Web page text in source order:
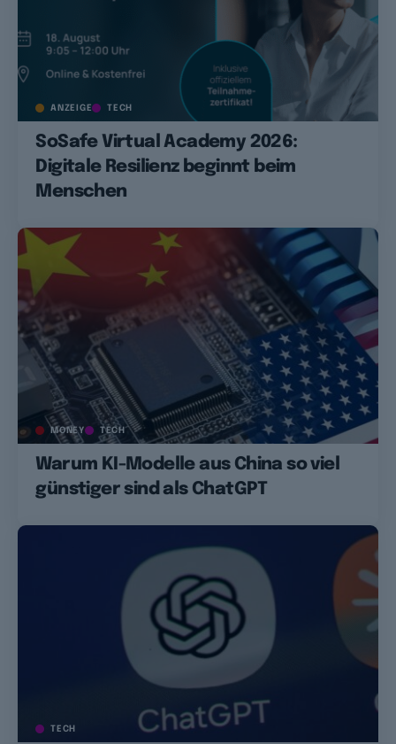
ANZEIGE TECH
SoSafe Virtual Academy 2026:
Digitale Resilienz beginnt beim
Menschen
MONEY TECH
Warum KI-Modelle aus China so viel
günstiger sind als ChatGPT
TECH